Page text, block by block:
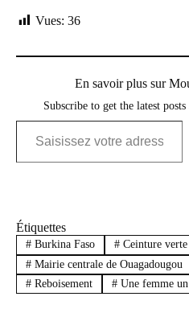
Vues: 36
En savoir plus sur
Subscribe to get the latest
Saisissez votre adresse e-mail…
Étiquettes
#Burkina Faso #Ceinture verte
#Mairie centrale de Ouagadougou
#Reboisement #Une femme